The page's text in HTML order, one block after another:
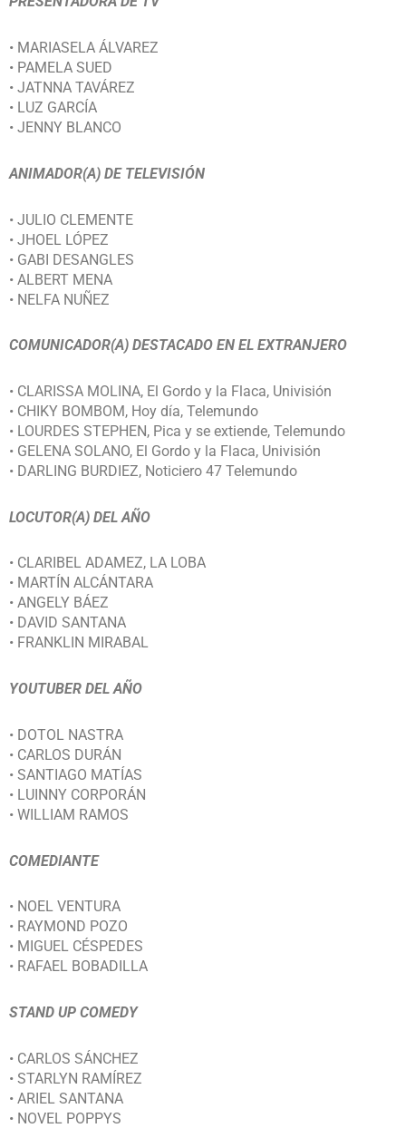
• MARIASELA ÁLVAREZ
• PAMELA SUED
• JATNNA TAVÁREZ
• LUZ GARCÍA
• JENNY BLANCO
ANIMADOR(A) DE TELEVISIÓN
• JULIO CLEMENTE
• JHOEL LÓPEZ
• GABI DESANGLES
• ALBERT MENA
• NELFA NUÑEZ
COMUNICADOR(A) DESTACADO EN EL EXTRANJERO
• CLARISSA MOLINA, El Gordo y la Flaca, Univisión
• CHIKY BOMBOM, Hoy día, Telemundo
• LOURDES STEPHEN, Pica y se extiende, Telemundo
• GELENA SOLANO, El Gordo y la Flaca, Univisión
• DARLING BURDIEZ, Noticiero 47 Telemundo
LOCUTOR(A) DEL AÑO
• CLARIBEL ADAMEZ, LA LOBA
• MARTÍN ALCÁNTARA
• ANGELY BÁEZ
• DAVID SANTANA
• FRANKLIN MIRABAL
YOUTUBER DEL AÑO
• DOTOL NASTRA
• CARLOS DURÁN
• SANTIAGO MATÍAS
• LUINNY CORPORÁN
• WILLIAM RAMOS
COMEDIANTE
• NOEL VENTURA
• RAYMOND POZO
• MIGUEL CÉSPEDES
• RAFAEL BOBADILLA
STAND UP COMEDY
• CARLOS SÁNCHEZ
• STARLYN RAMÍREZ
• ARIEL SANTANA
• NOVEL POPPYS